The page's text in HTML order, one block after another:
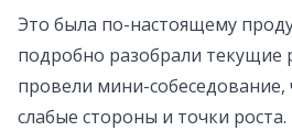
Это была по-настоящему
подробно разобрали текущие
провели мини-
слабые стороны и точки роста.